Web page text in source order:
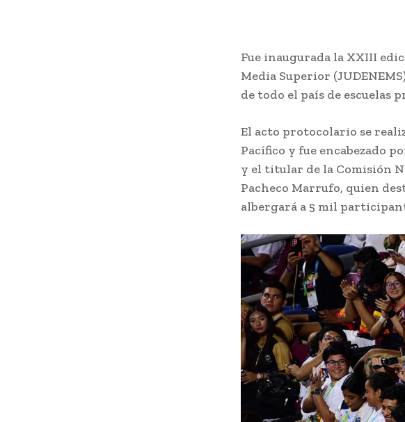
Fue inaugurada la XXIII
Media Superior
de todo el país de escuelas
El acto protocolario se
Pacífico y fue encabezado
y el titular de la Comisión
Pacheco Marrufo, quien
albergará a 5 mil